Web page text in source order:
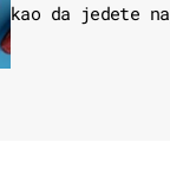
kao da jedete